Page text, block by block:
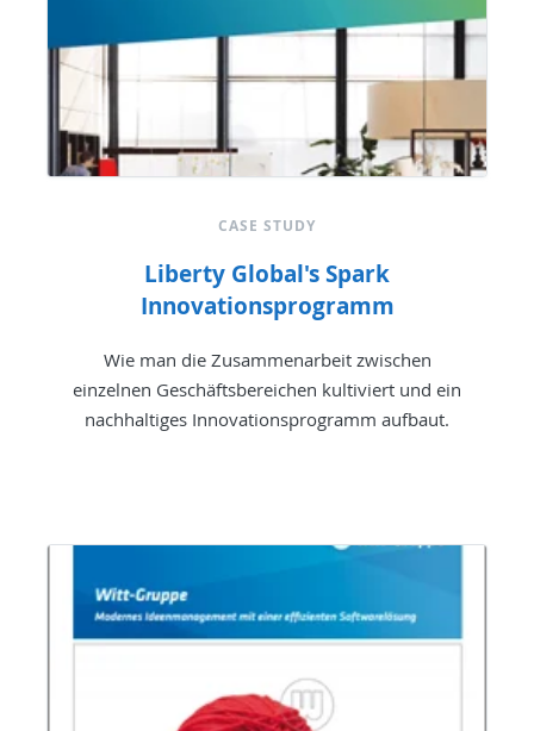
CASE STUDY
Liberty Global's Spark
Innovationsprogramm
Wie man die Zusammenarbeit zwischen
einzelnen Geschäftsbereichen kultiviert und ein
nachhaltiges Innovationsprogramm aufbaut.